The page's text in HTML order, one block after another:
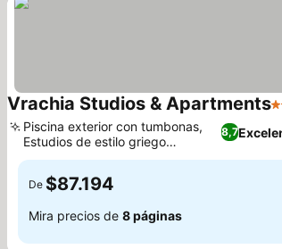
Vrachia Studios & Apartments2
8,7
Piscina exterior con tumbonas,
Estudios de estilo griego
tradicional
De $87.194
Mira precios de 8 páginas